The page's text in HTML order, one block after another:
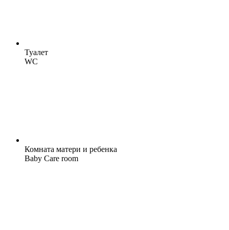
Туалет
WC
Комната матери и ребенка
Baby Care room